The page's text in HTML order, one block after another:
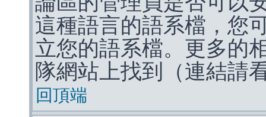
這種語言的語系檔，您
立您的語系檔。更多的
隊網站上找到（連結請
回頂端